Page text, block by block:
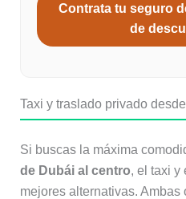
Contrata tu seguro
de
Taxi y traslado privado
Si buscas la máxima
de Dubái al centro, el taxi y
mejores alternativas. Ambas